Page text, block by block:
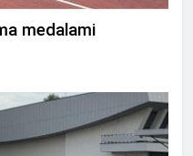
medalami